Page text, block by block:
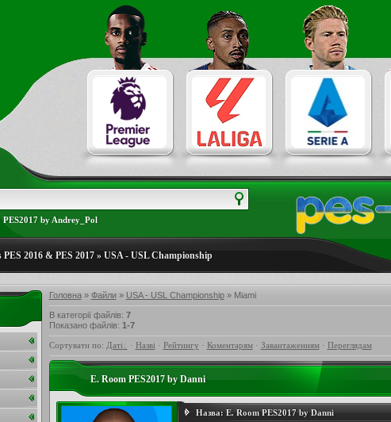
PES2017 by Andrey_Pol
PES 2016 & PES 2017» USA - USL Championship
Головна» Файли» USA - USL Championship» Miami
В категорії файлів: 7
Показано файлів: 1-7
Сортувати по: Даті · Назві · Рейтингу · Коментарям· Завантаженням· Переглядам
E. Room PES2017 by Danni
Назва: E. Room PES2017 by Danni